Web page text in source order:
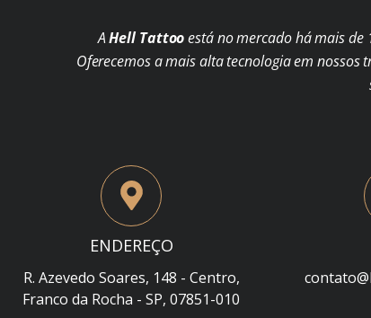
AHell Tattooestá no mercado há mais de
Oferecemos a mais alta tecnologia em
ENDEREÇO
R. Azevedo Soares, 148 - Centro,
Franco da Rocha - SP, 07851-010